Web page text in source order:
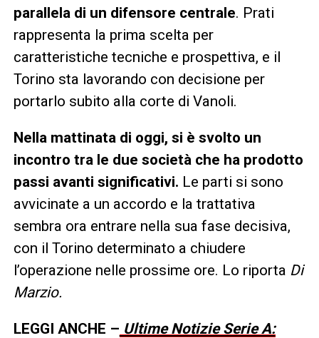
parallela di un difensore centrale. Prati
rappresenta la prima scelta per
caratteristiche tecniche e prospettiva, e il
Torino sta lavorando con decisione per
portarlo subito alla corte di Vanoli.
Nella mattinata di oggi, si è svolto un
incontro tra le due società che ha prodotto
passi avanti significativi. Le parti si sono
avvicinate a un accordo e la trattativa
sembra ora entrare nella sua fase decisiva,
con il Torino determinato a chiudere
l’operazione nelle prossime ore. Lo riporta Di
Marzio.
LEGGI ANCHE – Ultime Notizie Serie A: